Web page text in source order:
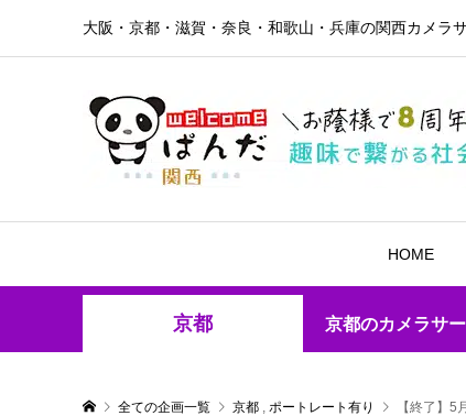
大阪・京都・滋賀・奈良・和歌山・兵庫の関西カメラ
HOME
京都 京都のカメラサ
全ての企画一覧 京都 , ポートレート有り 【終了】